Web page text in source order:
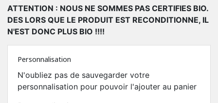
ATTENTION : NOUS NE SOMMES PAS CERTIFIES BIO.
DES LORS QUE LE PRODUIT EST RECONDITIONNE, IL
N'EST DONC PLUS BIO !!!!
Personnalisation
N'oubliez pas de sauvegarder votre
personnalisation pour pouvoir l'ajouter au panier